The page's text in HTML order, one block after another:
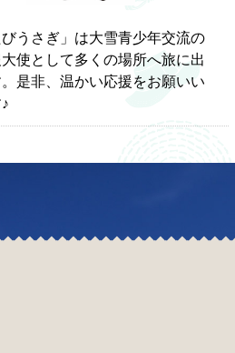
うさぎ」は大雪青少年交流の
使として多くの場所へ旅に出
是非、温かい応援をお願いい